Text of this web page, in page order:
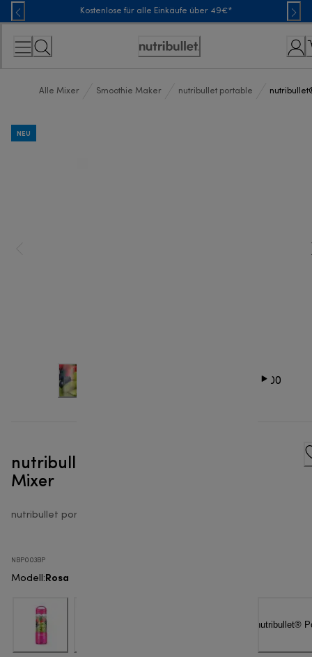
Skip
to
Content
Kostenlose für alle Einkäufe über 49€*
Erklärung
Zugänglichkeit
Alle Mixer Smoothie Maker nutribullet portable
NEU
nutribullet® Portable - Portable
Mixer
nutribullet portable
NBP003BP
Modell :Rosa